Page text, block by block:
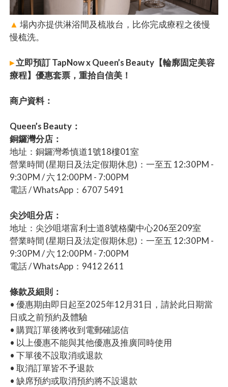
▲ 場內亦提供淋浴間及梳妝台，比你完成療程之後慢
慢梳洗。
▸立即預訂 TapNow x Queen’s Beauty【輪廓固定美容
療程】優惠套票，重拾自信美！
商户資料：
Queen’s Beauty：
銅鑼灣分店：
地址：銅鑼灣希慎道1號18樓01室
營業時間 (星期日及法定假期休息)：一至五 12:30PM -
9:30PM / 六 12:00PM - 7:00PM
電話 / WhatsApp：6707 5491
尖沙咀分店：
地址：尖沙咀堪富利士道8號格蘭中心206至209室
營業時間 (星期日及法定假期休息)：一至五 12:30PM -
9:30PM / 六 12:00PM - 7:00PM
電話 / WhatsApp：9412 2611
條款及細則：
• 優惠期由即日起至2025年12月31日，請於此日期當
日或之前預約及體驗
• 購買訂單後將收到電郵確認信
• 以上優惠不能與其他優惠及推廣同時使用
• 下單後不設取消或退款
• 取消訂單皆不予退款
• 缺席預約或取消預約將不設退款